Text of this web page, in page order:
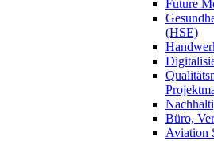
Future
(HSE)
Büro,
Aviation